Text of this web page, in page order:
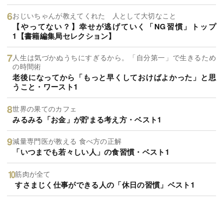
おじいちゃんが教えてくれた 人として大切なこと
【やってない？】幸せが逃げていく「NG習慣」トップ
1【書籍編集局セレクション】
人生は気づかぬうちにすぎるから。「自分第一」で生きるため
の時間術
老後になってから「もっと早くしておけばよかった」と思
うこと・ワースト1
世界の果てのカフェ
みるみる「お金」が貯まる考え方・ベスト1
減量専門医が教える 食べ方の正解
「いつまでも若々しい人」の食習慣・ベスト1
筋肉が全て
すさまじく仕事ができる人の「休日の習慣」ベスト1